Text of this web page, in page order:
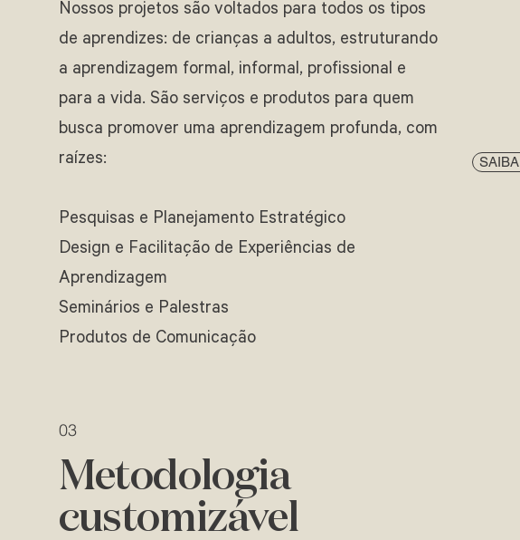
Nossos projetos são voltados para todos os tipos
de aprendizes: de crianças a adultos, estruturando
a aprendizagem formal, informal, profissional e
para a vida. São serviços e produtos para quem
busca promover uma aprendizagem profunda, com
raízes:
Pesquisas e Planejamento Estratégico
Design e Facilitação de Experiências de
Aprendizagem
Seminários e Palestras
Produtos de Comunicação
03
Metodologia
customizável